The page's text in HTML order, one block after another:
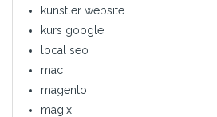
künstler website
kurs google
local seo
mac
magento
magix